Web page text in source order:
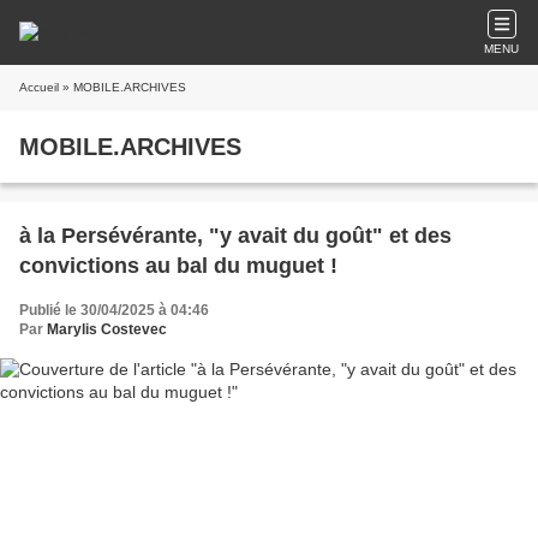
MENU
Accueil » MOBILE.ARCHIVES
MOBILE.ARCHIVES
à la Persévérante, "y avait du goût" et des
convictions au bal du muguet !
Publié le 30/04/2025 à 04:46
Par Marylis Costevec